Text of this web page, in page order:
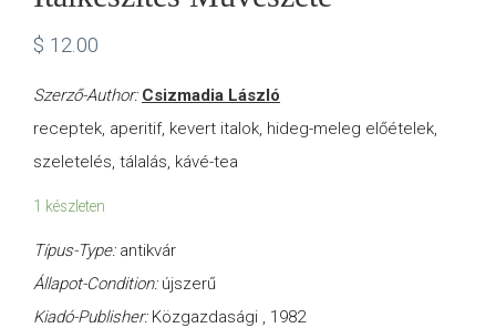
$ 12.00
Szerző-Author: Csizmadia László
receptek, aperitif, kevert italok, hideg-meleg előételek,
szeletelés, tálalás, kávé-tea
1 készleten
Típus-Type: antikvár
Állapot-Condition: újszerű
Kiadó-Publisher: Közgazdasági , 1982